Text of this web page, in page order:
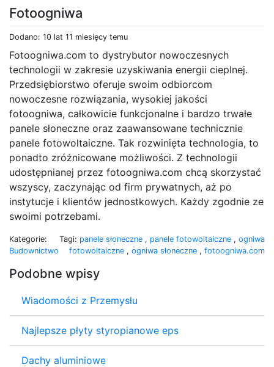
Fotoogniwa
Dodano: 10 lat 11 miesięcy temu
Fotoogniwa.com to dystrybutor nowoczesnych
technologii w zakresie uzyskiwania energii cieplnej.
Przedsiębiorstwo oferuje swoim odbiorcom
nowoczesne rozwiązania, wysokiej jakości
fotoogniwa, całkowicie funkcjonalne i bardzo trwałe
panele słoneczne oraz zaawansowane technicznie
panele fotowoltaiczne. Tak rozwinięta technologia, to
ponadto zróżnicowane możliwości. Z technologii
udostępnianej przez fotoogniwa.com chcą skorzystać
wszyscy, zaczynając od firm prywatnych, aż po
instytucje i klientów jednostkowych. Każdy zgodnie ze
swoimi potrzebami.
Kategorie:
Budownictwo
Tagi: panele słoneczne , panele fotowoltaiczne , ogniwa
fotowoltaiczne , ogniwa słoneczne , fotoogniwa.com
Podobne wpisy
Wiadomości z Przemysłu
Najlepsze płyty styropianowe eps
Dachy aluminiowe